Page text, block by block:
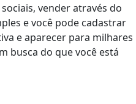
vender através do
e você pode cadastrar
e aparecer para milhares
busca do que você está